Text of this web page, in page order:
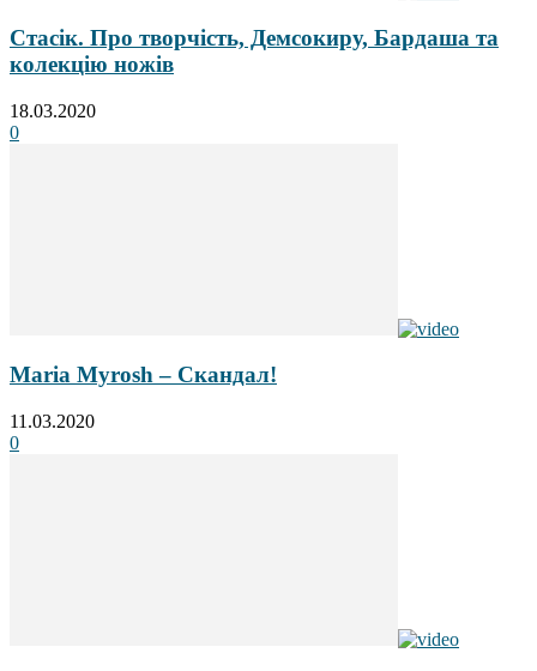
Стасік. Про творчість, Демсокиру, Бардаша та
колекцію ножів
18.03.2020
0
Maria Myrosh – Скандал!
11.03.2020
0